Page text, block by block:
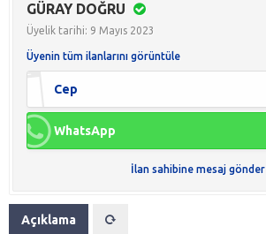
GÜRAY DOĞRU
Üyelik tarihi: 9 Mayıs 2023
Üyenin tüm ilanlarını görüntüle
Cep
WhatsApp
İlan sahibine mesaj gönder
Açıklama